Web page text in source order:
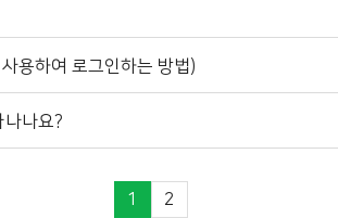
용하여 로그인하는 방법)
나나요?
1 2